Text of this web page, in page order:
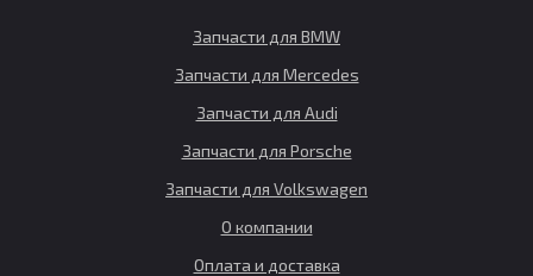
Запчасти для BMW
Запчасти для Mercedes
Запчасти для Audi
Запчасти для Porsche
Запчасти для Volkswagen
О компании
Оплата и доставка